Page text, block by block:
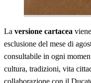
La versione cartacea
esclusione del mese di
consultabile in ogni
cultura, tradizioni, vita
collaborazione con il